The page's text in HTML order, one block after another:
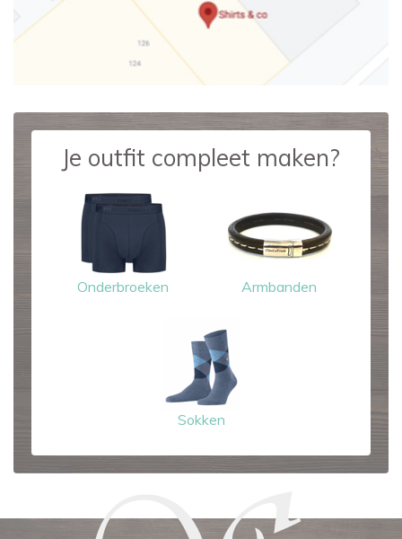
Je outfit compleet maken?
Onderbroeken Armbanden
Sokken